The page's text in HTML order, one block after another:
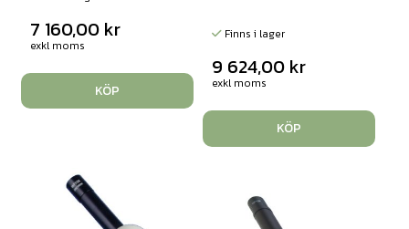
7 160,00 kr
exkl moms
KÖP
Finns i lager
9 624,00 kr
exkl moms
KÖP